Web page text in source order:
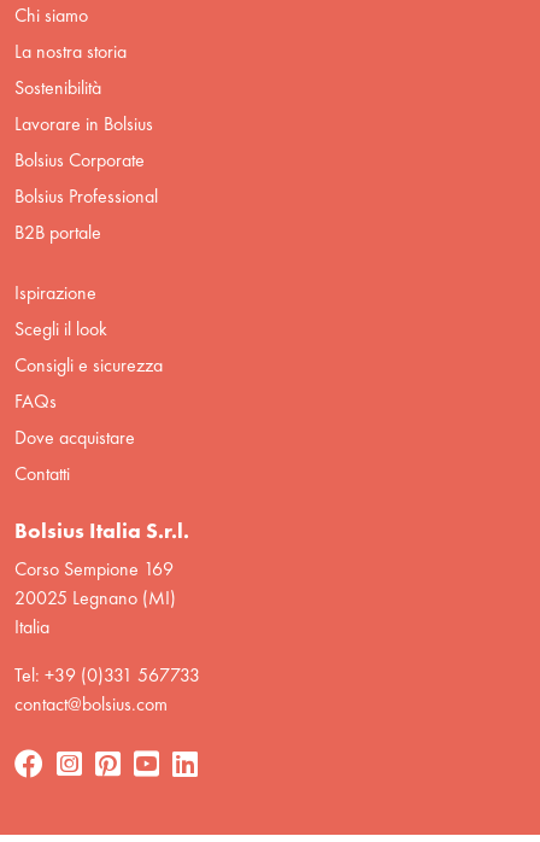
Chi siamo
La nostra storia
Sostenibilità
Lavorare in Bolsius
Bolsius Corporate
Bolsius Professional
B2B portale
Ispirazione
Scegli il look
Consigli e sicurezza
FAQs
Dove acquistare
Contatti
Bolsius Italia S.r.l.
Corso Sempione 169
20025 Legnano (MI)
Italia
Tel: +39 (0)331 567733
contact@bolsius.com